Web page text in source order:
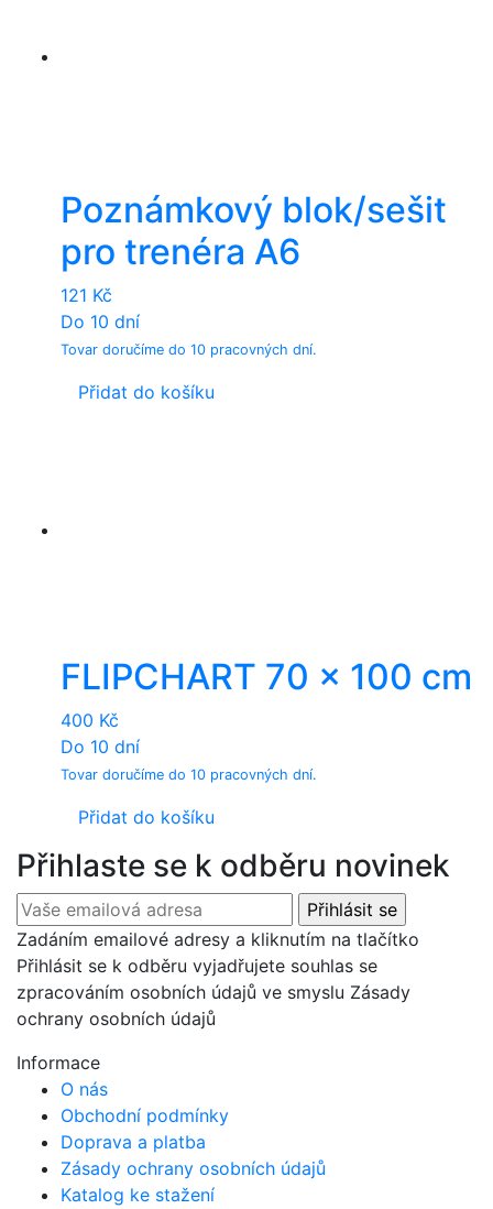
Poznámkový blok/sešit
pro trenéra A6
121 Kč
Do 10 dní
Tovar doručíme do 10 pracovných dní.
Přidat do košíku
FLIPCHART 70 x 100 cm
400 Kč
Do 10 dní
Tovar doručíme do 10 pracovných dní.
Přidat do košíku
Přihlaste se k odběru novinek
Zadáním emailové adresy a kliknutím na tlačítko
Přihlásit se k odběru vyjadřujete souhlas se
zpracováním osobních údajů ve smyslu Zásady
ochrany osobních údajů
Informace
O nás
Obchodní podmínky
Doprava a platba
Zásady ochrany osobních údajů
Katalog ke stažení